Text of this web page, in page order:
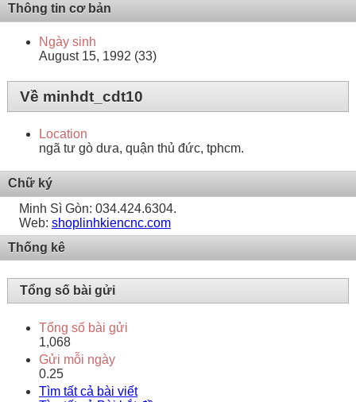
Thông tin cơ bản
Ngày sinh
August 15, 1992 (33)
Về minhdt_cdt10
Location
ngã tư gò dưa, quận thủ đức, tphcm.
Chữ ký
Minh Sì Gòn: 034.424.6304.
Web: shoplinhkiencnc.com
Thống kê
Tổng số bài gửi
Tổng số bài gửi
1,068
Gửi mỗi ngày
0.25
Tìm tất cả bài viết